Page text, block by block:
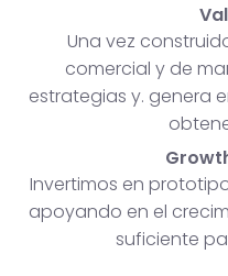
Una vez
comercial y de
estrategias y. genera
Invertimos en
apoyando en el
suficiente